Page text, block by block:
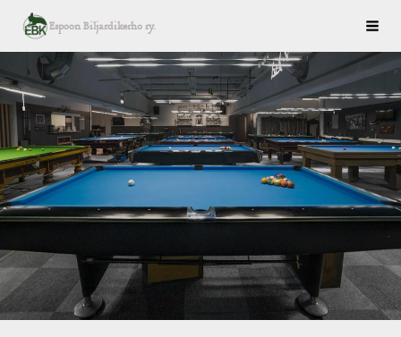
Siirry
sivun
sisältöön
Espoon Biljardikerho ry.